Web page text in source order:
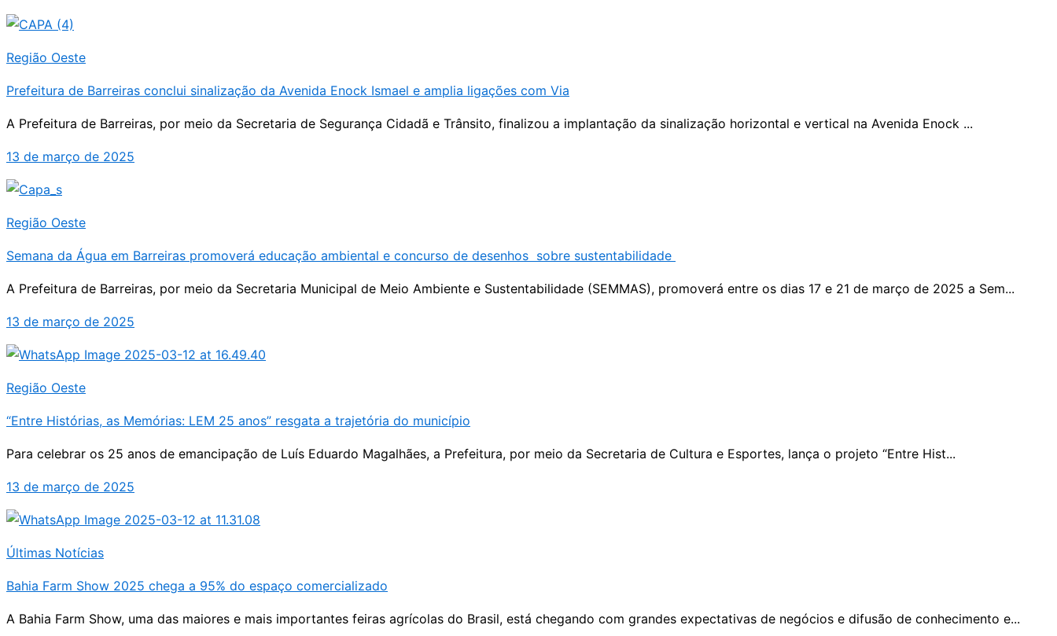
Região Oeste
Prefeitura de Barreiras conclui sinalização da Avenida Enock Ismael e amplia ligações com Via
A Prefeitura de Barreiras, por meio da Secretaria de Segurança Cidadã e Trânsito, finalizou a implantação da sinalização horizontal e vertical na Avenida Enock ...
13 de março de 2025
Região Oeste
Semana da Água em Barreiras promoverá educação ambiental e concurso de desenhos sobre sustentabilidade
A Prefeitura de Barreiras, por meio da Secretaria Municipal de Meio Ambiente e Sustentabilidade (SEMMAS), promoverá entre os dias 17 e 21 de março de 2025 a Sem...
13 de março de 2025
Região Oeste
“Entre Histórias, as Memórias: LEM 25 anos” resgata a trajetória do município
Para celebrar os 25 anos de emancipação de Luís Eduardo Magalhães, a Prefeitura, por meio da Secretaria de Cultura e Esportes, lança o projeto “Entre Hist...
13 de março de 2025
Últimas Notícias
Bahia Farm Show 2025 chega a 95% do espaço comercializado
A Bahia Farm Show, uma das maiores e mais importantes feiras agrícolas do Brasil, está chegando com grandes expectativas de negócios e difusão de conhecimento e...